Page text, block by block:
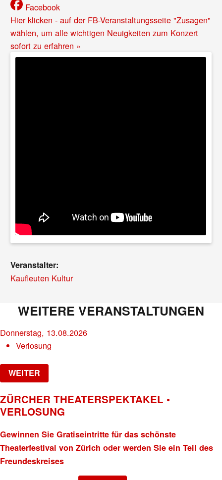
Facebook
Hier klicken - auf der FB-Veranstaltungsseite "Zusagen"
wählen, um alle wichtigen Neuigkeiten zum Konzert
sofort zu erfahren »
Veranstalter:
Kaufleuten Kultur
WEITERE VERANSTALTUNGEN
Donnerstag, 13.08.2026
Verlosung
WEITER
ZÜRCHER THEATERSPEKTAKEL •
VERLOSUNG
Gewinnen Sie Gratiseintritte für das schönste
Theaterfestival von Zürich oder werden Sie ein Teil des
Freundeskreises